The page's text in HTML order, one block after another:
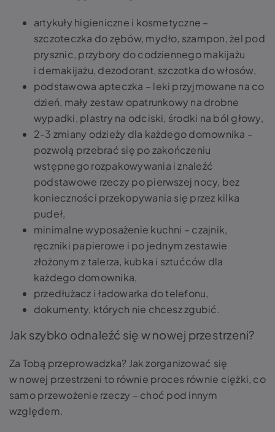
artykuły higieniczne i kosmetyczne –
szczoteczka do zębów, mydło, szampon, żel pod
prysznic, przybory do codziennego makijażu
i demakijażu, dezodorant, szczotka do włosów,
podstawowa apteczka – leki przyjmowane na co
dzień, mały zestaw opatrunkowy na drobne
wypadki, plastry na odciski, środki na ból głowy,
2-3 zmiany odzieży dla każdego domownika –
pozwolą przebrać się po zakończeniu
wstępnego rozpakowywania i znaleźć
podstawowe rzeczy po pierwszej nocy, bez
konieczności przekopywania się przez kilka
pudeł,
minimalne wyposażenie kuchni – czajnik,
ręczniki papierowe i po jednym zestawie
złożonym z talerza, kubka i sztućców dla
każdego domownika,
przedłużacz i ładowarka do telefonu,
dokumenty, których nie chcesz zgubić.
Jak szybko odnaleźć się w nowej przestrzeni?
Za Tobą przeprowadzka? Jak zorganizować się
w nowej przestrzeni to równie proces równie ciężki, co
samo przewożenie rzeczy – choć pod innym
względem.